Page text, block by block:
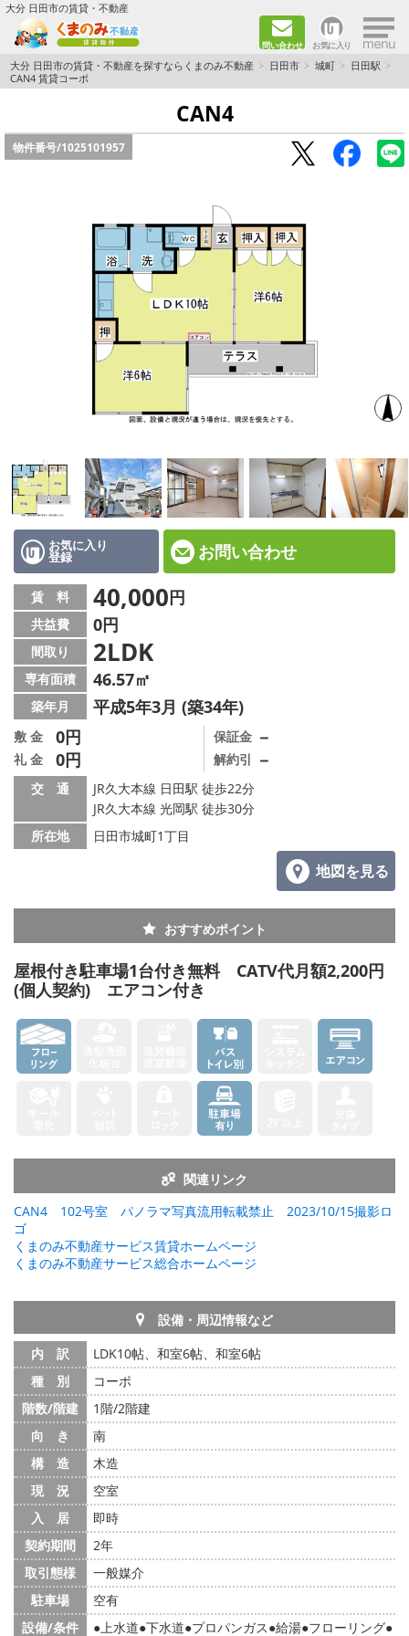
大分 日田市の賃貸・不動産
問い合わせ お気に入り ×
TOPページ
ペット飼育ＯＫ物件
新婚·ファミリー向け（2DK～3DK）
ファミリー向け（3DK～）
路線·駅から探す
地図から探す
店舗情報·アクセス
会社概要
メールでお問い合わせ
大分 日田市の賃貸・不動産を探すならくまのみ不動産 日田市 城町
日田駅
CAN4 賃貸コーポ
CAN4
物件番号/1025101957
お気に入り
登録 お問い合わせ
賃 料 40,000円
共益費 0円
間取り 2LDK
専有面積 46.57㎡
築年月 平成5年3月 (築34年)
敷 金 0円
礼 金 0円
保証金 －
解約引 －
交 通
JR久大本線 日田駅 徒歩22分
JR久大本線 光岡駅 徒歩30分
所在地
日田市城町1丁目
地図を見る
おすすめポイント
屋根付き駐車場1台付き無料 CATV代月額2,200円
(個人契約) エアコン付き
関連リンク
CAN4 102号室 パノラマ写真流用転載禁止 2023/10/15撮影ロ
ゴ
くまのみ不動産サービス賃貸ホームページ
くまのみ不動産サービス総合ホームページ
設備・周辺情報など
内 訳
LDK10帖、和室6帖、和室6帖
種 別
コーポ
階数/階建
1階/2階建
向 き
南
構 造
木造
現 況
空室
入 居
即時
契約期間
2年
取引態様
一般媒介
駐車場
空有
設備/条件
上水道 下水道 プロパンガス 給湯 フローリング